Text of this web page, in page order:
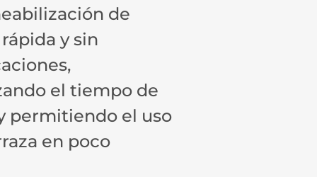
de
y sin
el tiempo de
permitiendo el uso
en poco